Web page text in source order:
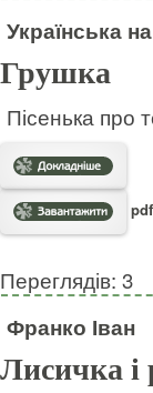
Українська
Грушка
Пісенька про
Переглядів: 3
Франко Іван
Лисичка і